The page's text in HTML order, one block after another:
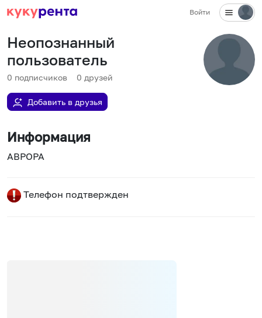
Войти
Неопознанный
пользователь
0 подписчиков 0 друзей
Добавить в друзья
Информация
АВРОРА
Телефон подтвержден